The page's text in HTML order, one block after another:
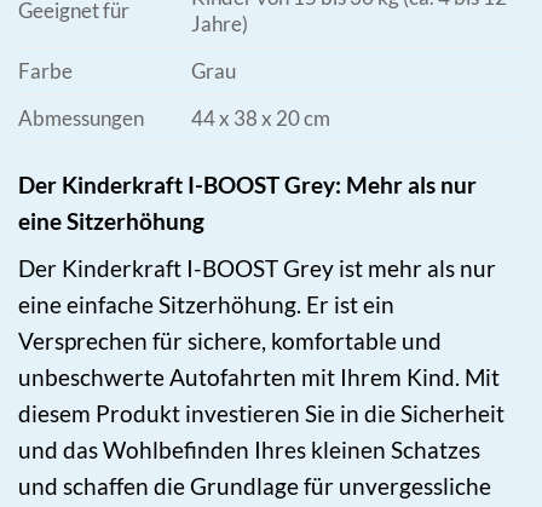
Geeignet für
Jahre)
Farbe
Grau
Abmessungen
44 x 38 x 20 cm
Der Kinderkraft I-BOOST Grey: Mehr als nur
eine Sitzerhöhung
Der Kinderkraft I-BOOST Grey ist mehr als nur
eine einfache Sitzerhöhung. Er ist ein
Versprechen für sichere, komfortable und
unbeschwerte Autofahrten mit Ihrem Kind. Mit
diesem Produkt investieren Sie in die Sicherheit
und das Wohlbefinden Ihres kleinen Schatzes
und schaffen die Grundlage für unvergessliche